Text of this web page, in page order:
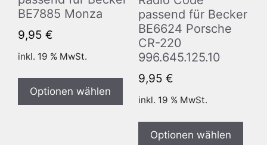
BE7885 Monza
9,95 €
inkl. 19 % MwSt.
Optionen wählen
passend für Becker
BE6624 Porsche
CR-220
996.645.125.10
9,95 €
inkl. 19 % MwSt.
Optionen wählen